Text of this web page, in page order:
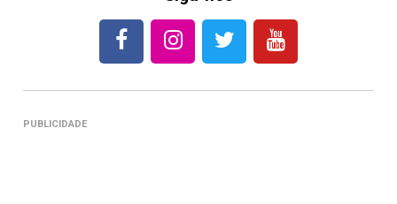
PUBLICIDADE